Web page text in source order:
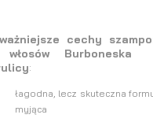
cechy
włosów
:
łagodna, lecz skuteczna
myjąca